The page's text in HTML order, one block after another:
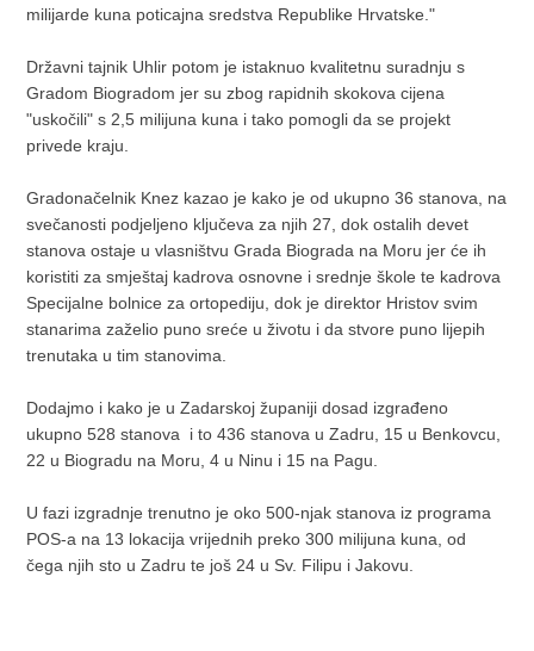
milijarde kuna poticajna sredstva Republike Hrvatske."
Državni tajnik Uhlir potom je istaknuo kvalitetnu suradnju s
Gradom Biogradom jer su zbog rapidnih skokova cijena
"uskočili" s 2,5 milijuna kuna i tako pomogli da se projekt
privede kraju.
Gradonačelnik Knez kazao je kako je od ukupno 36 stanova, na
svečanosti podjeljeno ključeva za njih 27, dok ostalih devet
stanova ostaje u vlasništvu Grada Biograda na Moru jer će ih
koristiti za smještaj kadrova osnovne i srednje škole te kadrova
Specijalne bolnice za ortopediju, dok je direktor Hristov svim
stanarima zaželio puno sreće u životu i da stvore puno lijepih
trenutaka u tim stanovima.
Dodajmo i kako je u Zadarskoj županiji dosad izgrađeno
ukupno 528 stanova i to 436 stanova u Zadru, 15 u Benkovcu,
22 u Biogradu na Moru, 4 u Ninu i 15 na Pagu.
U fazi izgradnje trenutno je oko 500-njak stanova iz programa
POS-a na 13 lokacija vrijednih preko 300 milijuna kuna, od
čega ​njih sto u Zadru te još 24 u Sv. Filipu i Jakovu.